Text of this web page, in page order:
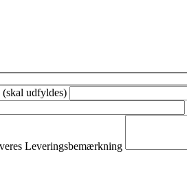
(skal udfyldes)
Leveringsbemærkning